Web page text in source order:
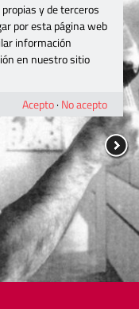
y de terceros
por esta página web
información
en nuestro sitio
Acepto· No acepto